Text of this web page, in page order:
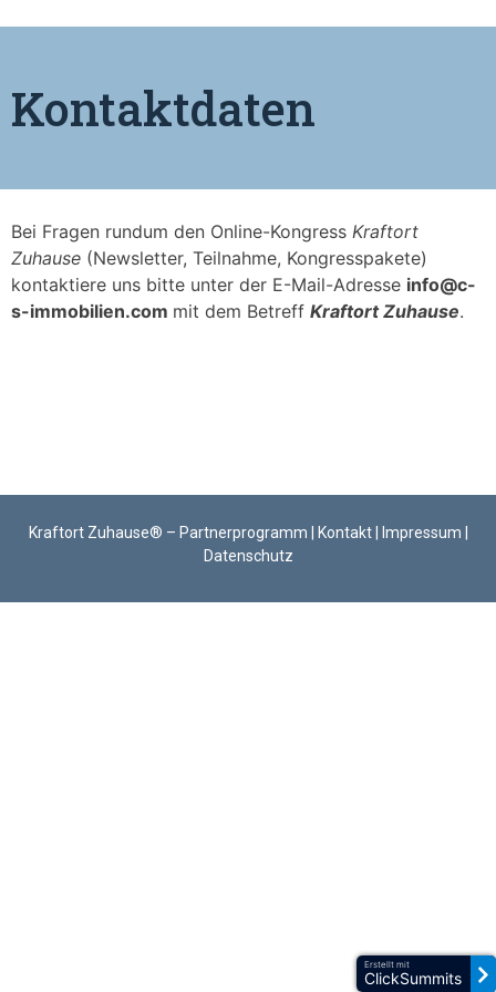
Kontaktdaten
Bei Fragen rundum den Online-Kongress Kraftort
Zuhause (Newsletter, Teilnahme, Kongresspakete)
kontaktiere uns bitte unter der E-Mail-Adresse info@c-
s-immobilien.com mit dem Betreff Kraftort Zuhause.
Kraftort Zuhause® – Partnerprogramm Kontakt| Impressum
Datenschutz
Erstellt mit
ClickSummits